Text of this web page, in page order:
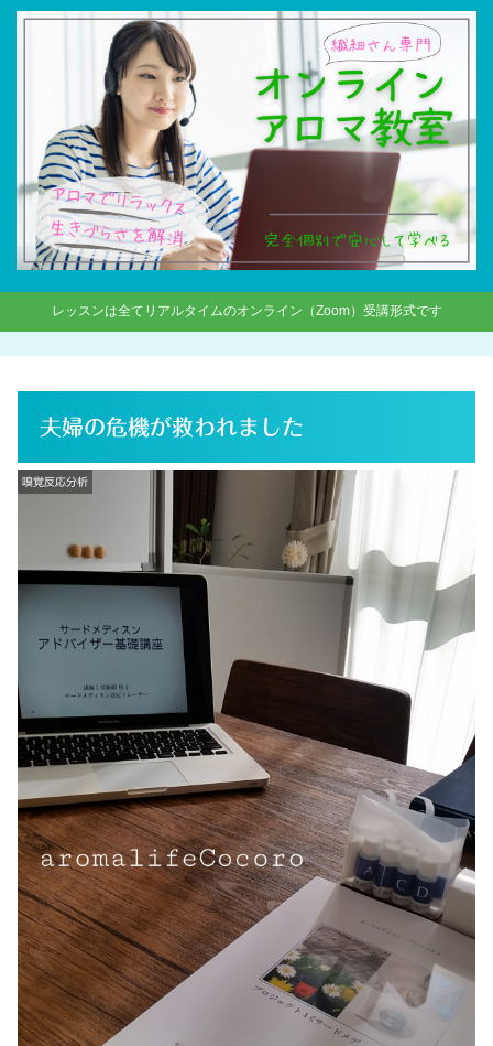
レッスンは全てリアルタイムのオンライン（Zoom）受講形式です
夫婦の危機が救われました
嗅覚反応分析